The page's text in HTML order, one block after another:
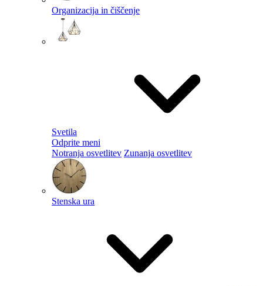
Organizacija in čiščenje
Svetila
Odprite meni
Notranja osvetlitev Zunanja osvetlitev
Stenska ura